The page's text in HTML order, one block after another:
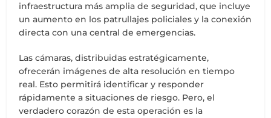
infraestructura más amplia de seguridad, que incluye
un aumento en los patrullajes policiales y la conexión
directa con una central de emergencias.
Las cámaras, distribuidas estratégicamente,
ofrecerán imágenes de alta resolución en tiempo
real. Esto permitirá identificar y responder
rápidamente a situaciones de riesgo. Pero, el
verdadero corazón de esta operación es la